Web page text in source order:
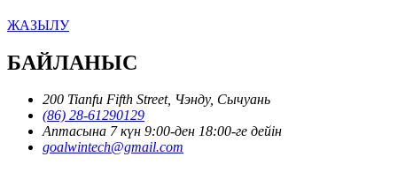
ЖАЗЫЛУ
БАЙЛАНЫС
200 Tianfu Fifth Street, Чэнду, Сычуань
(86) 28-61290129
Аптасына 7 күн 9:00-ден 18:00-ге дейін
goalwintech@gmail.com